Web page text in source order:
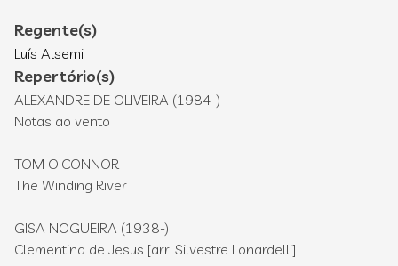
Regente(s)
Luís Alsemi
Repertório(s)
ALEXANDRE DE OLIVEIRA (1984-)
Notas ao vento
TOM O’CONNOR
The Winding River
GISA NOGUEIRA (1938-)
Clementina de Jesus [arr. Silvestre Lonardelli]